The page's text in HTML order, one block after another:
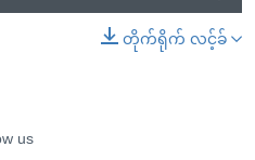
တိုက်ရိုက် လင့်ခ်
us